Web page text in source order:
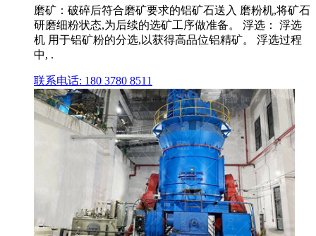
磨矿：破碎后符合磨矿要求的铝矿石送入 磨粉机,将矿石
研磨细粉状态,为后续的选矿工序做准备。 浮选： 浮选
机 用于铝矿粉的分选,以获得高品位铝精矿。 浮选过程
中, .
联系电话: 180 3780 8511